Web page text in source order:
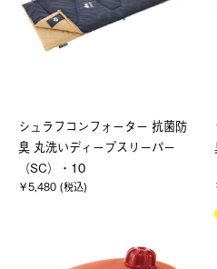
シュラフコンフォーター 抗菌防
臭 丸洗いディープスリーパー
（SC）・10
￥5,480 (税込)